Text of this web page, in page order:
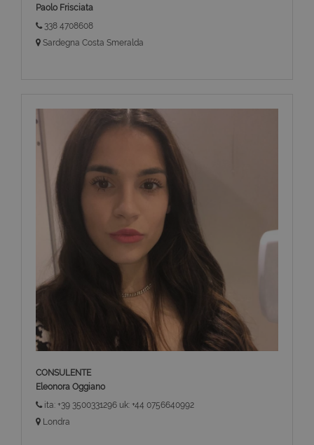
Paolo Frisciata
338 4708608
Sardegna Costa Smeralda
CONSULENTE
Eleonora Oggiano
ita: +39 3500331296 uk: +44 0756640992
Londra